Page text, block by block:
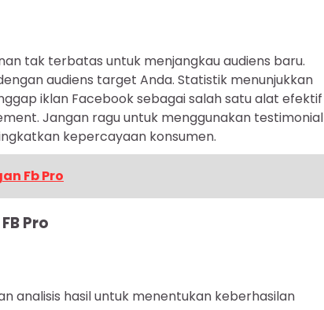
tak terbatas untuk menjangkau audiens baru.
audiens target Anda. Statistik menunjukkan
iklan Facebook sebagai salah satu alat efektif
Jangan ragu untuk menggunakan testimonial
kepercayaan konsumen.
Fb Pro
Pro
analisis hasil untuk menentukan keberhasilan